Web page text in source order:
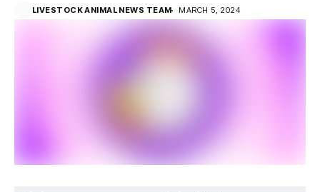
LIVESTOCK ANIMAL NEWS TEAM MARCH 5, 2024